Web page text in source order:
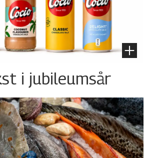
i jubileumsår